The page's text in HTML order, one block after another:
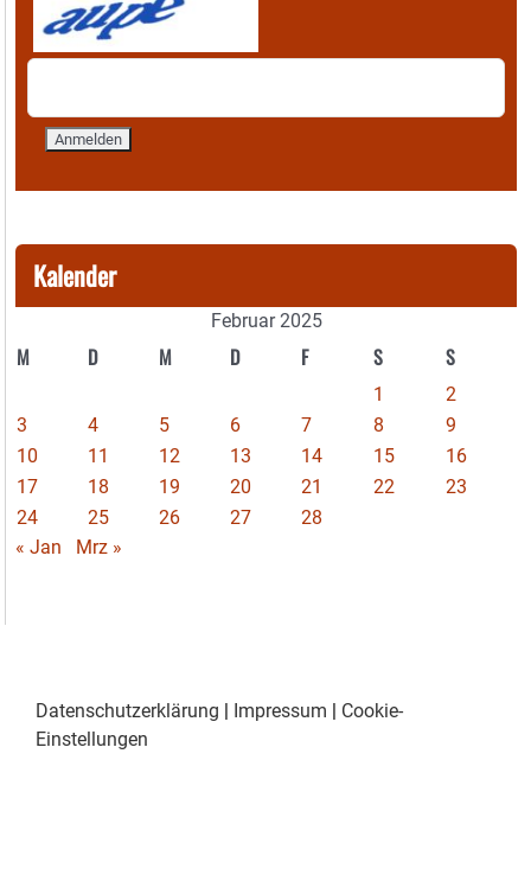
Kalender
Februar 2025
M D M D F S S
1
2
3
4 5 6 7 8
9
10
11 12 13 14 15
16
17
18 19 20 21 22
23
24
25 26 27
28
« Jan
Mrz »
Datenschutzerklärung | Impressum | Cookie-
Einstellungen